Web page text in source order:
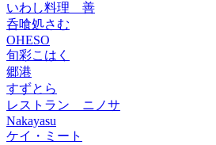
いわし料理 善
呑喰処さむ
OHESO
旬彩こはく
郷港
すずとら
レストラン ニノサ
Nakayasu
ケイ・ミート